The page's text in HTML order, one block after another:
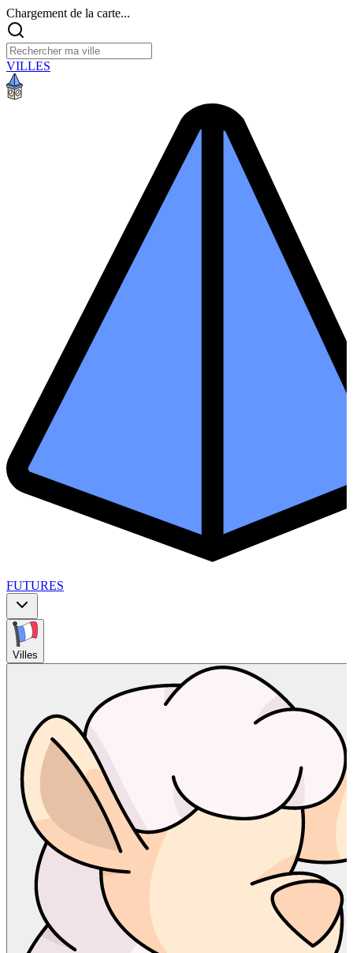
Chargement de la carte...
VILLES
FUTURES
Villes